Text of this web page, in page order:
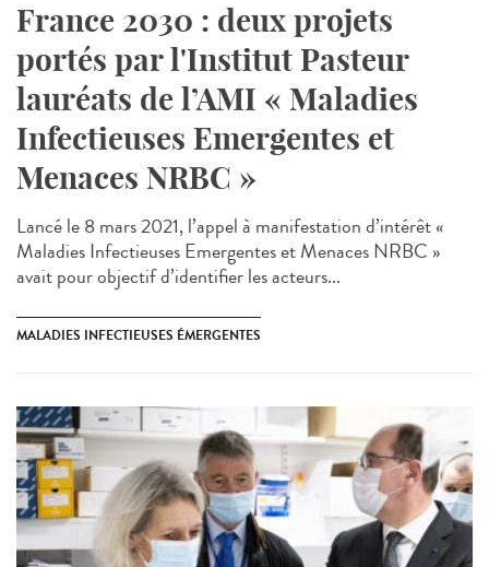
France 2030 : deux projets
portés par l'Institut Pasteur
lauréats de l’AMI « Maladies
Infectieuses Emergentes et
Menaces NRBC »
Lancé le 8 mars 2021, l’appel à manifestation d’intérêt «
Maladies Infectieuses Emergentes et Menaces NRBC »
avait pour objectif d’identifier les acteurs...
MALADIES INFECTIEUSES ÉMERGENTES